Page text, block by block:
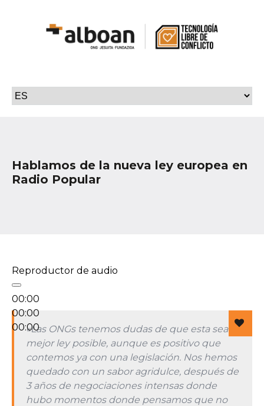
Hablamos de la nueva ley europea en
Radio Popular
Reproductor de audio
00:00
00:00
00:00«Las ONGs tenemos dudas de que esta sea la
mejor ley posible, aunque es positivo que
contemos ya con una legislación. Nos hemos
quedado con un sabor agridulce, después de
3 años de negociaciones intensas donde
hubo momentos donde pensamos que no